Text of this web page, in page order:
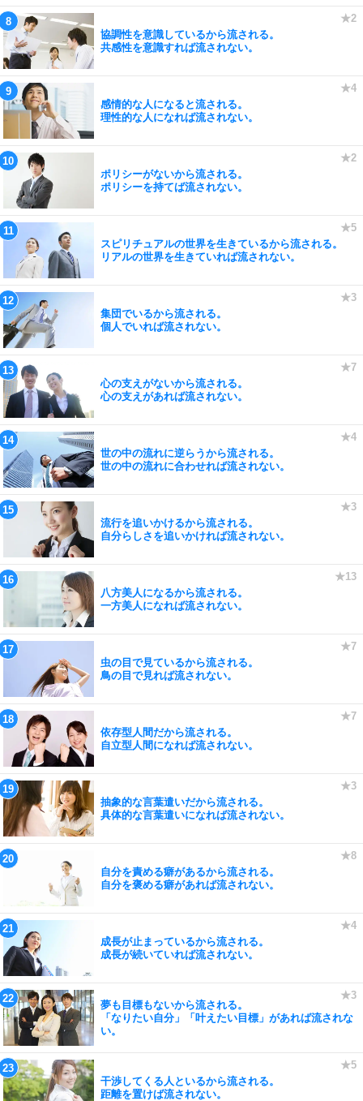
協調性を意識しているから流される。
共感性を意識すれば流されない。
感情的な人になると流される。
理性的な人になれば流されない。
ポリシーがないから流される。
ポリシーを持てば流されない。
スピリチュアルの世界を生きているから流される。
リアルの世界を生きていれば流されない。
集団でいるから流される。
個人でいれば流されない。
心の支えがないから流される。
心の支えがあれば流されない。
世の中の流れに逆らうから流される。
世の中の流れに合わせれば流されない。
流行を追いかけるから流される。
自分らしさを追いかければ流されない。
八方美人になるから流される。
一方美人になれば流されない。
虫の目で見ているから流される。
鳥の目で見れば流されない。
依存型人間だから流される。
自立型人間になれば流されない。
抽象的な言葉遣いだから流される。
具体的な言葉遣いになれば流されない。
自分を責める癖があるから流される。
自分を褒める癖があれば流されない。
成長が止まっているから流される。
成長が続いていれば流されない。
夢も目標もないから流される。
「なりたい自分」「叶えたい目標」があれば流されな
い。
干渉してくる人といるから流される。
距離を置けば流されない。